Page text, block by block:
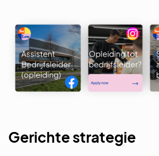
Gerichte strategie